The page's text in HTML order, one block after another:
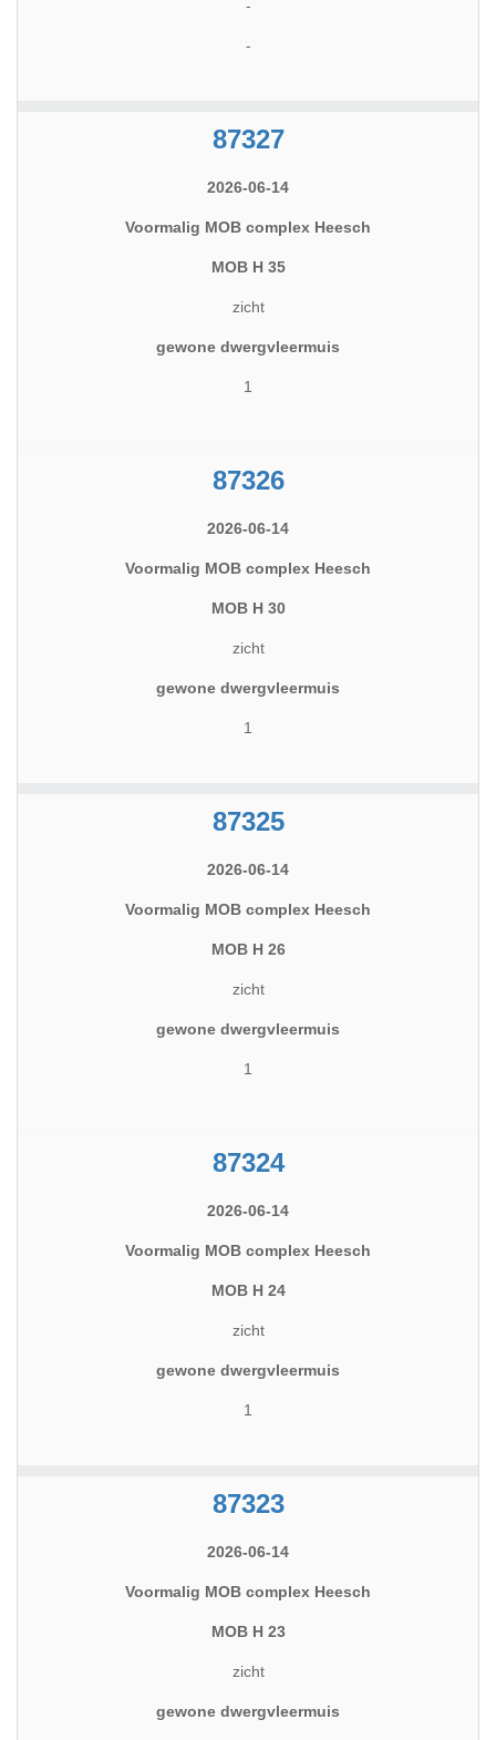
-
-
87327
2026-06-14
Voormalig MOB complex Heesch
MOB H 35
zicht
gewone dwergvleermuis
1
87326
2026-06-14
Voormalig MOB complex Heesch
MOB H 30
zicht
gewone dwergvleermuis
1
87325
2026-06-14
Voormalig MOB complex Heesch
MOB H 26
zicht
gewone dwergvleermuis
1
87324
2026-06-14
Voormalig MOB complex Heesch
MOB H 24
zicht
gewone dwergvleermuis
1
87323
2026-06-14
Voormalig MOB complex Heesch
MOB H 23
zicht
gewone dwergvleermuis